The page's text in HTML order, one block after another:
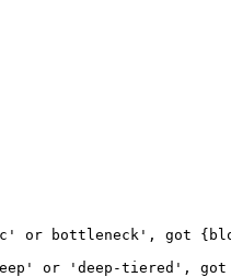
or bottleneck', got
or 'deep-tiered', got